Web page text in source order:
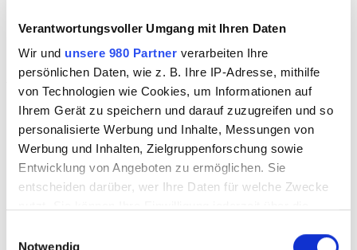
Verantwortungsvoller Umgang mit Ihren Daten
Wir und unsere 980 Partner verarbeiten Ihre
persönlichen Daten, wie z. B. Ihre IP-Adresse, mithilfe
von Technologien wie Cookies, um Informationen auf
Ihrem Gerät zu speichern und darauf zuzugreifen und so
personalisierte Werbung und Inhalte, Messungen von
Werbung und Inhalten, Zielgruppenforschung sowie
Entwicklung von Angeboten zu ermöglichen. Sie
entscheiden darüber, wer Ihre Daten für welche Zwecke
Trigger Symbol ändern oder widerrufen
Notwendig
taucht unter dem Vorwand, sich mit Joe versöhnen
zu wollen, bei der Party auf. Die Lobhudeleien auf
Joe bringen ihn allerdings schnell an seine
Grenzen. Während Joe mit den anderen
ausgelassen feiert, entlädt sich spontan Theos
Hass und er legt in einer Kurzschlusshandlung
Feuer in der WG.